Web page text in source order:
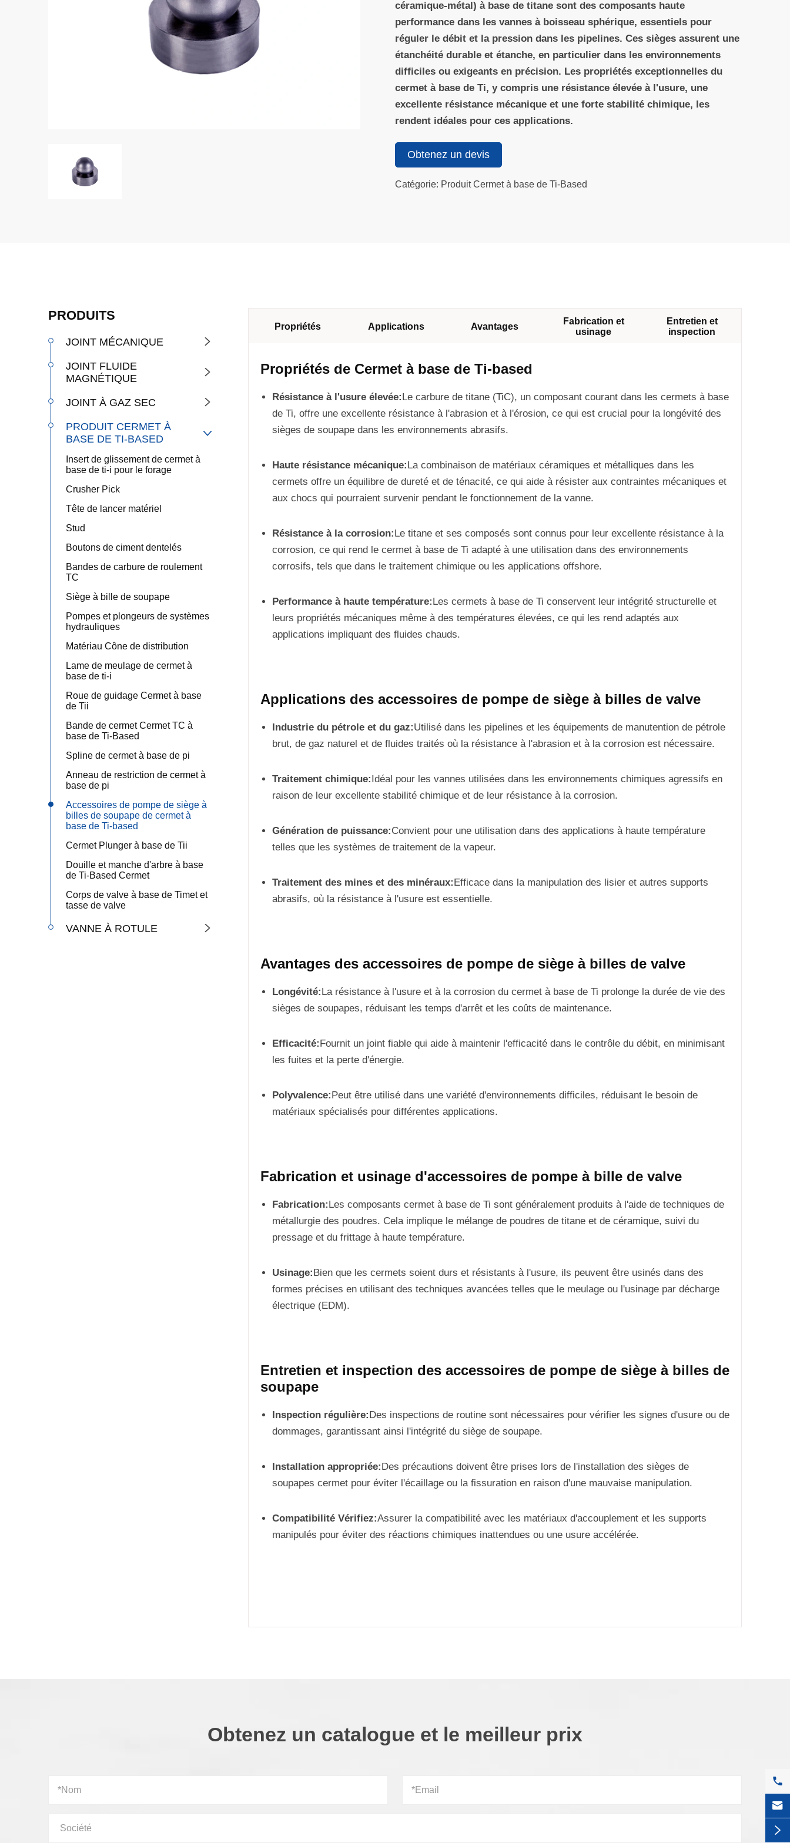
céramique-métal) à base de titane sont des composants haute
performance dans les vannes à boisseau sphérique, essentiels pour
réguler le débit et la pression dans les pipelines. Ces sièges assurent une
étanchéité durable et étanche, en particulier dans les environnements
difficiles ou exigeants en précision. Les propriétés exceptionnelles du
cermet à base de Ti, y compris une résistance élevée à l'usure, une
excellente résistance mécanique et une forte stabilité chimique, les
rendent idéales pour ces applications.
Obtenez un devis
Catégorie: Produit Cermet à base de Ti-Based
PRODUITS
JOINT MÉCANIQUE 
JOINT FLUIDE
MAGNÉTIQUE

JOINT À GAZ SEC 
PRODUIT CERMET À
BASE DE TI-BASED

Insert de glissement de cermet à
base de ti-i pour le forage
Crusher Pick
Tête de lancer matériel
Stud
Boutons de ciment dentelés
Bandes de carbure de roulement
TC
Siège à bille de soupape
Pompes et plongeurs de systèmes
hydrauliques
Matériau Cône de distribution
Lame de meulage de cermet à
base de ti-i
Roue de guidage Cermet à base
de Tii
Bande de cermet Cermet TC à
base de Ti-Based
Spline de cermet à base de pi
Anneau de restriction de cermet à
base de pi
Accessoires de pompe de siège à
billes de soupape de cermet à
base de Ti-based
Cermet Plunger à base de Tii
Douille et manche d'arbre à base
de Ti-Based Cermet
Corps de valve à base de Timet et
tasse de valve
VANNE À ROTULE 
Propriétés Applications Avantages
Fabrication et
usinage
Entretien et
inspection
Propriétés de Cermet à base de Ti-based
Résistance à l'usure élevée: Le carbure de titane (TiC), un composant courant dans les cermets à base
de Ti, offre une excellente résistance à l'abrasion et à l'érosion, ce qui est crucial pour la longévité des
sièges de soupape dans les environnements abrasifs.
Haute résistance mécanique: La combinaison de matériaux céramiques et métalliques dans les
cermets offre un équilibre de dureté et de ténacité, ce qui aide à résister aux contraintes mécaniques et
aux chocs qui pourraient survenir pendant le fonctionnement de la vanne.
Résistance à la corrosion: Le titane et ses composés sont connus pour leur excellente résistance à la
corrosion, ce qui rend le cermet à base de Ti adapté à une utilisation dans des environnements
corrosifs, tels que dans le traitement chimique ou les applications offshore.
Performance à haute température: Les cermets à base de Ti conservent leur intégrité structurelle et
leurs propriétés mécaniques même à des températures élevées, ce qui les rend adaptés aux
applications impliquant des fluides chauds.
Applications des accessoires de pompe de siège à billes de valve
Industrie du pétrole et du gaz:Utilisé dans les pipelines et les équipements de manutention de pétrole
brut, de gaz naturel et de fluides traités où la résistance à l'abrasion et à la corrosion est nécessaire.
Traitement chimique: Idéal pour les vannes utilisées dans les environnements chimiques agressifs en
raison de leur excellente stabilité chimique et de leur résistance à la corrosion.
Génération de puissance:Convient pour une utilisation dans des applications à haute température
telles que les systèmes de traitement de la vapeur.
Traitement des mines et des minéraux: Efficace dans la manipulation des lisier et autres supports
abrasifs, où la résistance à l'usure est essentielle.
Avantages des accessoires de pompe de siège à billes de valve
Longévité: La résistance à l'usure et à la corrosion du cermet à base de Ti prolonge la durée de vie des
sièges de soupapes, réduisant les temps d'arrêt et les coûts de maintenance.
Efficacité: Fournit un joint fiable qui aide à maintenir l'efficacité dans le contrôle du débit, en minimisant
les fuites et la perte d'énergie.
Polyvalence: Peut être utilisé dans une variété d'environnements difficiles, réduisant le besoin de
matériaux spécialisés pour différentes applications.
Fabrication et usinage d'accessoires de pompe à bille de valve
Fabrication: Les composants cermet à base de Ti sont généralement produits à l'aide de techniques de
métallurgie des poudres. Cela implique le mélange de poudres de titane et de céramique, suivi du
pressage et du frittage à haute température.
Usinage: Bien que les cermets soient durs et résistants à l'usure, ils peuvent être usinés dans des
formes précises en utilisant des techniques avancées telles que le meulage ou l'usinage par décharge
électrique (EDM).
Entretien et inspection des accessoires de pompe de siège à billes de
soupape
Inspection régulière: Des inspections de routine sont nécessaires pour vérifier les signes d'usure ou de
dommages, garantissant ainsi l'intégrité du siège de soupape.
Installation appropriée: Des précautions doivent être prises lors de l'installation des sièges de
soupapes cermet pour éviter l'écaillage ou la fissuration en raison d'une mauvaise manipulation.
Compatibilité Vérifiez:Assurer la compatibilité avec les matériaux d'accouplement et les supports
manipulés pour éviter des réactions chimiques inattendues ou une usure accélérée.
Obtenez un catalogue et le meilleur prix


